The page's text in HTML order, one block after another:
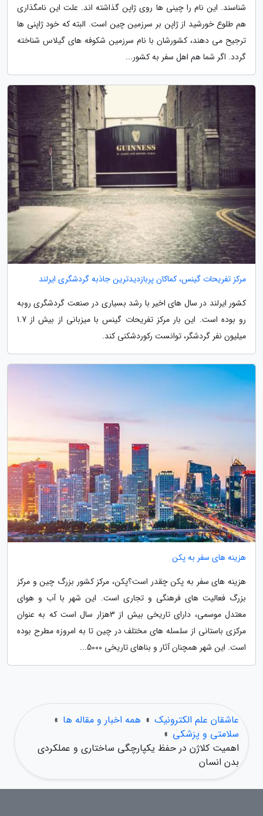
شناسند. این نام را چینی ها روی ژاپن گذاشته اند. علت این نامگذاری
هم طلوع خورشید از ژاپن بر سرزمین چین است. البته که خود ژاپنی ها
ترجیح می دهند، کشورشان با نام سرزمین شکوفه های گیلاس شناخته
گردد. اگر شما هم اهل سفر به کشور...
مرکز تفریحات گینس، کماکان پربازدیدترین جاذبه گردشگری ایرلند
کشور ایرلند در سال های اخیر با رشد بسیاری در صنعت گردشگری روبه
رو بوده است. این بار مرکز تفریحات گینس با میزبانی از بیش از 1.7
میلیون نفر گردشگر، توانست رکوردشکنی کند.
هزینه های سفر به پکن
هزینه های سفر به پکن چقدر است؟پکن، مرکز کشور بزرگ چین و مرکز
بزرگ فعالیت های فرهنگی و تجاری است. این شهر با آب و هوای
معتدل موسمی، دارای تاریخی بیش از 3هزار سال است که به عنوان
مرکزی باستانی از سلسله های مختلف در چین تا به امروزه مطرح بوده
است. این شهر همچنان آثار و بناهای تاریخی 5000...
عاشقان علم الکترونیک » همه اخبار و مقاله ها »
سلامتی و پزشکی »
اهمیت کلاژن در حفظ یکپارچگی ساختاری و عملکردی
بدن انسان